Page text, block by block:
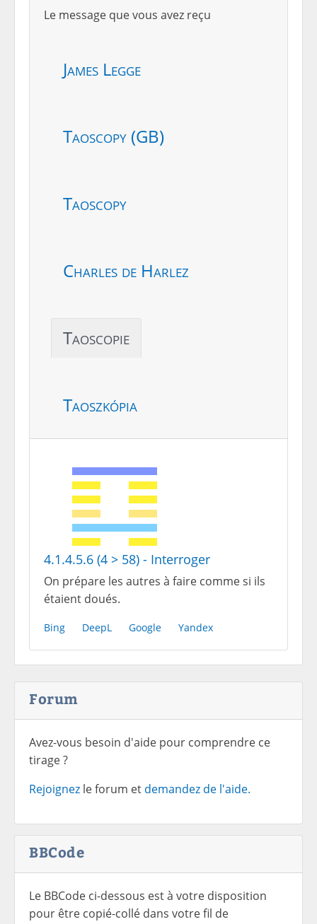
Le message que vous avez reçu
James Legge
Taoscopy (GB)
Taoscopy
Charles de Harlez
Taoscopie
Taoszkópia
4.1.4.5.6 (4 > 58) - Interroger
On prépare les autres à faire comme si ils
étaient doués.
Bing DeepL Google Yandex
Forum
Avez-vous besoin d'aide pour comprendre ce
tirage ?
Rejoignez le forum et demandez de l'aide.
BBCode
Le BBCode ci-dessous est à votre disposition
pour être copié-collé dans votre fil de